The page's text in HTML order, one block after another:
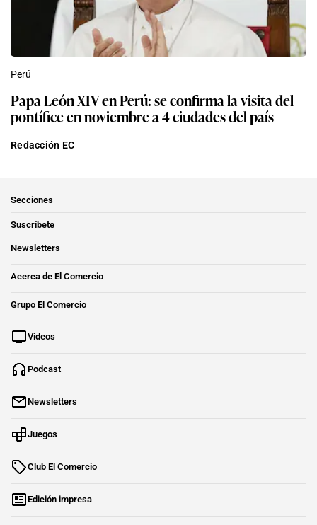
Perú
Papa León XIV en Perú: se confirma la visita del
pontífice en noviembre a 4 ciudades del país
Redacción EC
Secciones
Suscríbete
Newsletters
Acerca de El Comercio
Grupo El Comercio
Videos
Podcast
Newsletters
Juegos
Club El Comercio
Edición impresa